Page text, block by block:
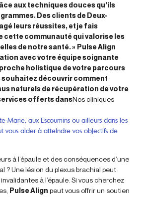
aux techniques douces qu’ils
Des clients de Deux-
leurs réussites, et je fais
cette communauté qui valorise les
de notre santé. » Pulse Align
avec votre équipe soignante
holistique de votre parcours
souhaitez découvrir comment
naturels de récupération de votre
offerts dansNos cliniques
Marie, aux Escoumins ou ailleurs dans les
vous aider à atteindre vos objectifs de
à l’épaule et des conséquences d’une
? Une lésion du plexus brachial peut
à l’épaule. Si vous cherchez
Pulse Align peut vous offrir un soutien